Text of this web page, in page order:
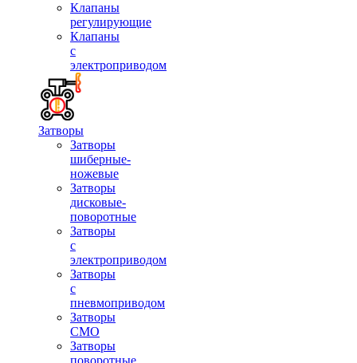
Клапаны
регулирующие
Клапаны
с
электроприводом
Затворы
Затворы
шиберные-
ножевые
Затворы
дисковые-
поворотные
Затворы
с
электроприводом
Затворы
с
пневмоприводом
Затворы
СМО
Затворы
поворотные